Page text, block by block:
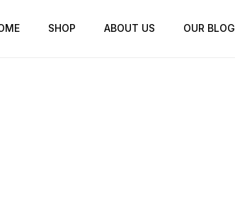
SHOP ABOUT US OUR BLOG